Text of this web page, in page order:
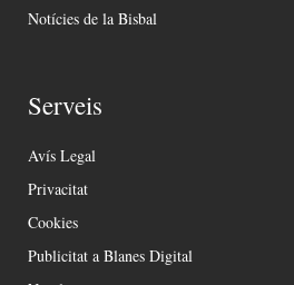
Notícies de la Bisbal
Serveis
Avís Legal
Privacitat
Cookies
Publicitat a Blanes Digital